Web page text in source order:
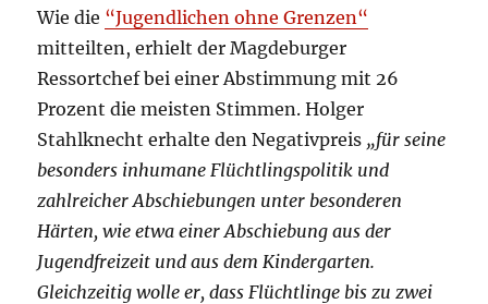
Wie die “Jugendlichen ohne Grenzen“
mitteilten, erhielt der Magdeburger
Ressortchef bei einer Abstimmung mit 26
Prozent die meisten Stimmen. Holger
Stahlknecht erhalte den Negativpreis „für seine
besonders inhumane Flüchtlingspolitik und
zahlreicher Abschiebungen unter besonderen
Härten, wie etwa einer Abschiebung aus der
Jugendfreizeit und aus dem Kindergarten.
Gleichzeitig wolle er, dass Flüchtlinge bis zu zwei